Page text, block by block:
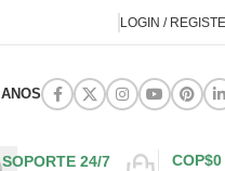
LOGIN /
SOPORTE 24/7
COP$0